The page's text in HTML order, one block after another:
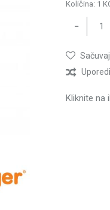
Količina: 1
Kliknite na